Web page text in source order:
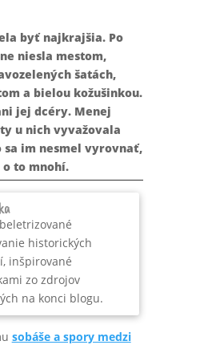
byť najkrajšia. Po
niesla mestom,
šatách,
a bielou kožušinkou.
jej dcéry. Menej
u nich vyvažovala
im nesmel vyrovnať,
to mnohí.
historických
inšpirované
zo zdrojov
na konci blogu.
sobáše a spory medzi